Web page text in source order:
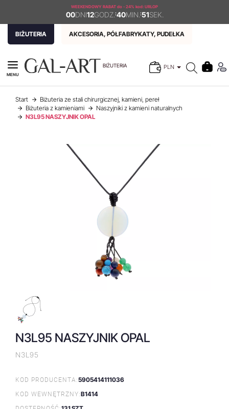
WEEKENDOWY RABAT do - 24% kod: URLOP
00DNI12GODZ. :40MIN. :51SEK.
BIŻUTERIA AKCESORIA, PÓŁFABRYKATY, PUDEŁKA
BIŻUTERIA PLN
MENU
Start
Biżuteria ze stali chirurgicznej, kamieni, pereł
Biżuteria z kamieniami
Naszyjniki z kamieni naturalnych
N3L95 NASZYJNIK OPAL
N3L95 NASZYJNIK OPAL
N3L95
KOD PRODUCENTA:5905414111036
KOD WEWNĘTRZNY:B1414